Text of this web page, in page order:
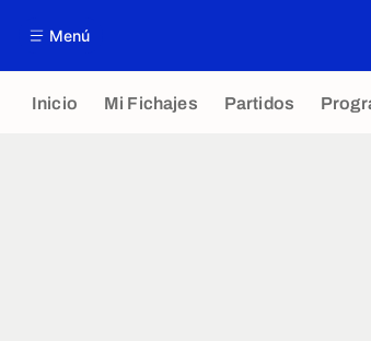
Menú
Inicio Mi Fichajes Partidos